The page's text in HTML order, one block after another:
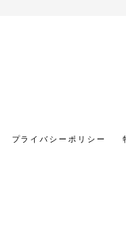
プライバシーポリシー